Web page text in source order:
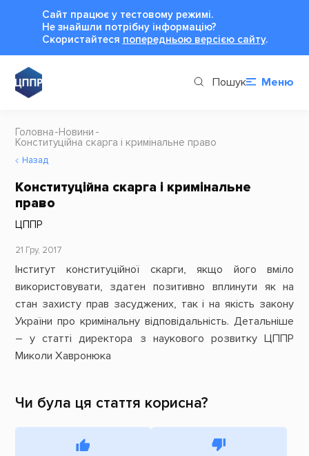
Сайт працює у тестовому режимі.
Не знайшли потрібну інформацію?
Cкористайтеся попередньою версією сайту.
Пошук Меню
Головна Новини
Конституційна скарга і кримінальне право
Назад
Конституційна скарга і кримінальне
право
ЦППР
21 Гру, 2017
Інститут конституційної скарги, якщо його вміло
використовувати, здатен позитивно вплинути як на
стан захисту прав засуджених, так і на якість закону
України про кримінальну відповідальність. Детальніше
– у статті директора з наукового розвитку ЦППР
Миколи Хавронюка
Чи була ця стаття корисна?